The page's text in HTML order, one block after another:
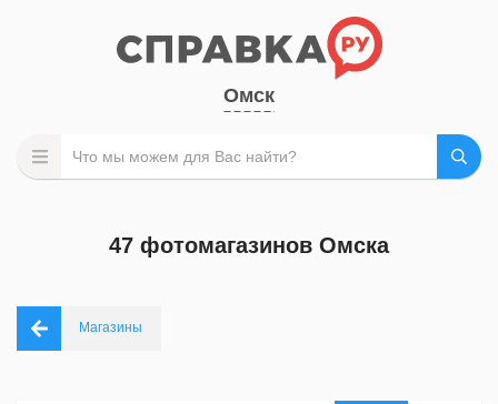
Омск
47 фотомагазинов Омска
Магазины